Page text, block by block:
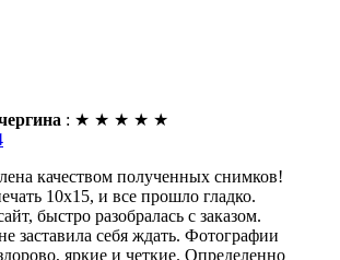
: ★ ★ ★ ★ ★
качеством полученных снимков!
10х15, и все прошло гладко.
быстро разобралась с заказом.
заставила себя ждать. Фотографии
яркие и четкие. Определенно